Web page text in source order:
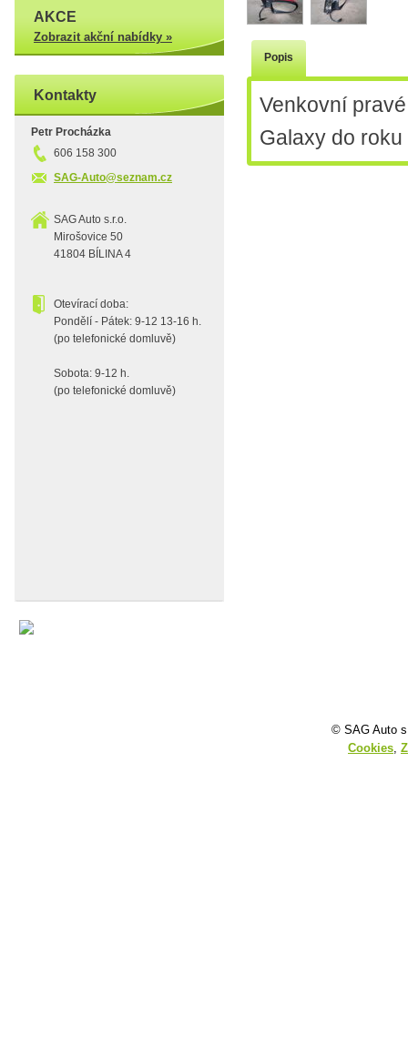
AKCE
Zobrazit akční nabídky »
Kontakty
Petr Procházka
606 158 300
SAG-Auto@seznam.cz
SAG Auto s.r.o.
Mirošovice 50
41804 BÍLINA 4
Otevírací doba:
Pondělí - Pátek: 9-12 13-16 h.
(po telefonické domluvě)
Sobota: 9-12 h.
(po telefonické domluvě)
Popis
Venkovní
Galaxy do
© SAG Auto
Cookies,